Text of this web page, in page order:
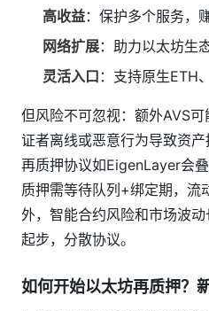
高收益：保护多个服务，
网络扩展：助力以太坊生
灵活入口 ：支持原生ETH
但风险不可忽视：额外AVS
证者离线或恶意行为导致资产
再质押协议如EigenLayer会
质押需等待队列+绑定期，流
外，智能合约风险和市场波
起步，分散协议。
如何开始以太坊再质押？